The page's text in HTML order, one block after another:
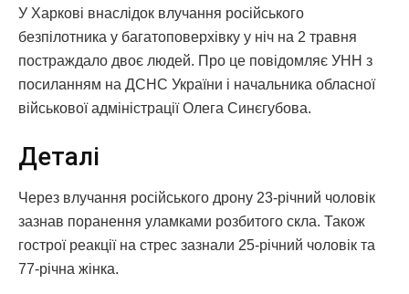
У Харкові внаслідок влучання російського
безпілотника у багатоповерхівку у ніч на 2 травня
постраждало двоє людей. Про це повідомляє УНН з
посиланням на ДСНС України і начальника обласної
військової адміністрації Олега Синєгубова.
Деталі
Через влучання російського дрону 23-річний чоловік
зазнав поранення уламками розбитого скла. Також
гострої реакції на стрес зазнали 25-річний чоловік та
77-річна жінка.